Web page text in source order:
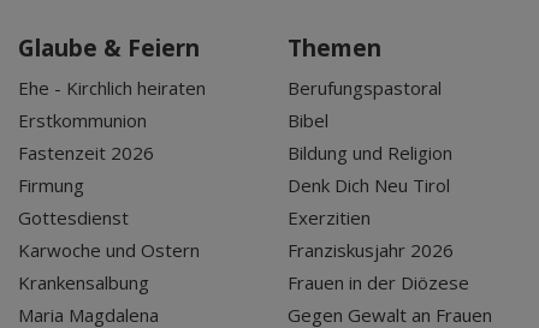
Glaube & Feiern
Ehe - Kirchlich heiraten
Erstkommunion
Fastenzeit 2026
Firmung
Gottesdienst
Karwoche und Ostern
Krankensalbung
Maria Magdalena
Themen
Berufungspastoral
Bibel
Bildung und Religion
Denk Dich Neu Tirol
Exerzitien
Franziskusjahr 2026
Frauen in der Diözese
Gegen Gewalt an Frauen